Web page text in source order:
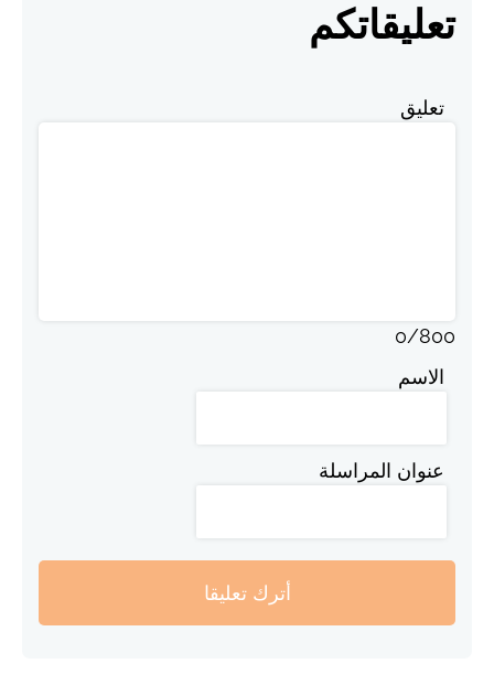
تعليقاتكم
تعليق
0/800
الاسم
عنوان المراسلة
أترك تعليقا